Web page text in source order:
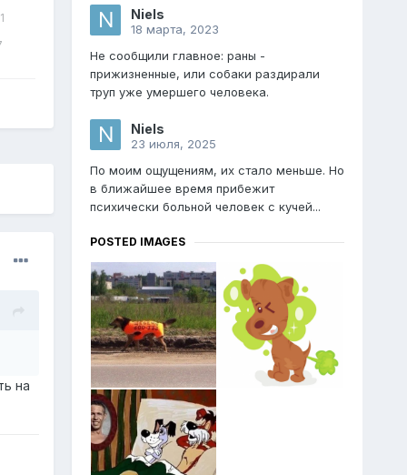
на
Niels
18 марта, 2023
Не сообщили главное: раны -
прижизненные, или собаки раздирали
труп уже умершего человека.
Niels
23 июля, 2025
По моим ощущениям, их стало меньше. Но
в ближайшее время прибежит
психически больной человек с кучей...
POSTED IMAGES